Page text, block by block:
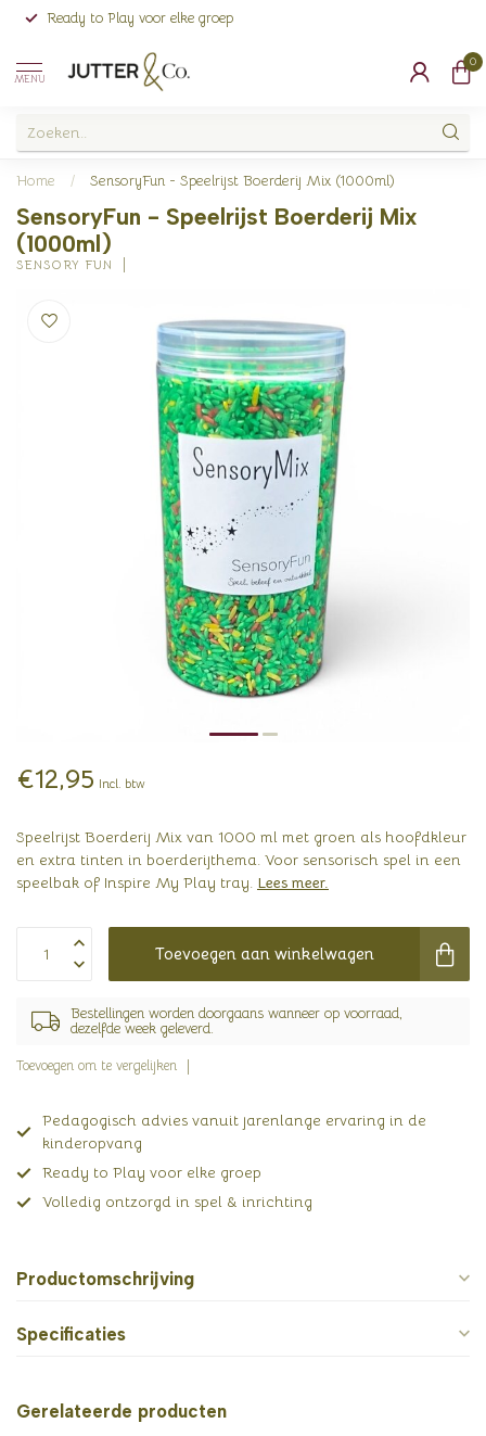
Ready to Play voor elke groep
MENU
0
Home / SensoryFun - Speelrijst Boerderij Mix (1000ml)
SensoryFun - Speelrijst Boerderij Mix
(1000ml)
SENSORY FUN
€12,95 Incl. btw
Speelrijst Boerderij Mix van 1000 ml met groen als hoofdkleur
en extra tinten in boerderijthema. Voor sensorisch spel in een
speelbak of Inspire My Play tray. Lees meer.
Toevoegen aan winkelwagen
Bestellingen worden doorgaans wanneer op voorraad,
dezelfde week geleverd.
Toevoegen om te vergelijken
Pedagogisch advies vanuit jarenlange ervaring in de
kinderopvang
Ready to Play voor elke groep
Volledig ontzorgd in spel & inrichting
Productomschrijving
Specificaties
Gerelateerde producten